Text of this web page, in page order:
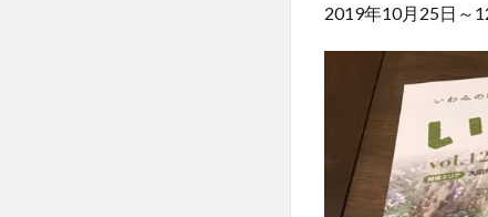
2019年10月25日～